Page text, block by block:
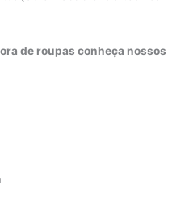
de roupas conheça nossos